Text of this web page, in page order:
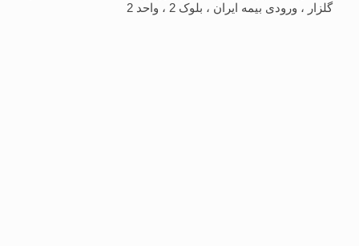
گلزار ، ورودی بیمه ایران ، بلوک 2 ، واحد 2